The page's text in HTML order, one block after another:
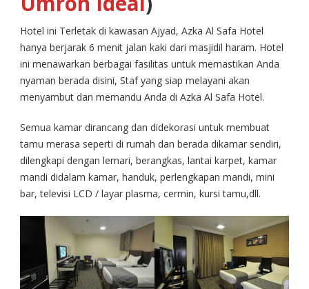
Hotel ini Terletak di kawasan Ajyad, Azka Al Safa Hotel
hanya berjarak 6 menit jalan kaki dari masjidil haram. Hotel
ini menawarkan berbagai fasilitas untuk memastikan Anda
nyaman berada disini, Staf yang siap melayani akan
menyambut dan memandu Anda di Azka Al Safa Hotel.
Semua kamar dirancang dan didekorasi untuk membuat
tamu merasa seperti di rumah dan berada dikamar sendiri,
dilengkapi dengan lemari, berangkas, lantai karpet, kamar
mandi didalam kamar, handuk, perlengkapan mandi, mini
bar, televisi LCD / layar plasma, cermin, kursi tamu,dll.